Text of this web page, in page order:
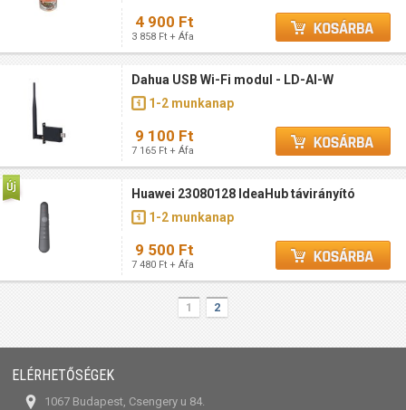
4 900 Ft
3 858 Ft + Áfa
Dahua USB Wi-Fi modul - LD-AI-W
1-2 munkanap
9 100 Ft
7 165 Ft + Áfa
Huawei 23080128 IdeaHub távirányító
1-2 munkanap
9 500 Ft
7 480 Ft + Áfa
1 2
ELÉRHETŐSÉGEK
1067 Budapest, Csengery u 84.